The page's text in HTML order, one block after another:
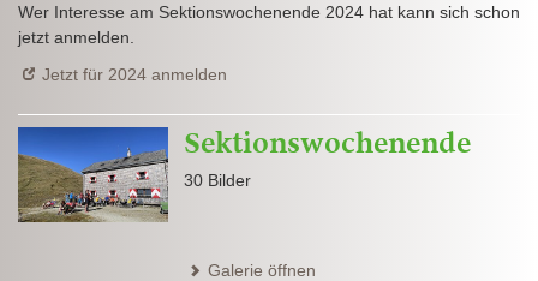
Wer Interesse am Sektionswochenende 2024 hat kann sich schon
jetzt anmelden.
Jetzt für 2024 anmelden
Sektionswochenende
30 Bilder
Galerie öffnen